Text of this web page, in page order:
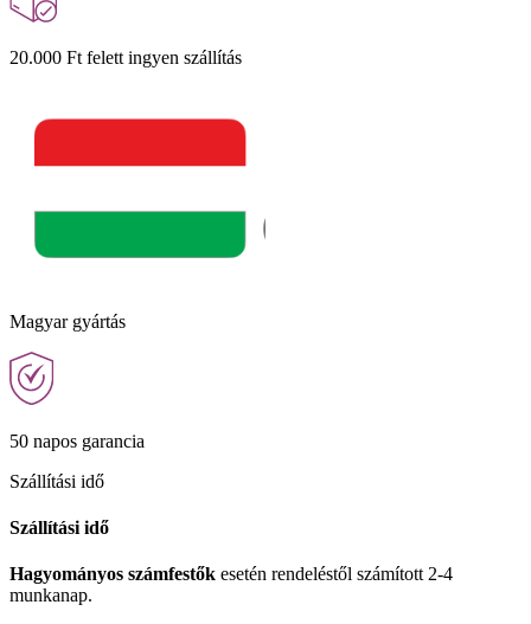
20.000 Ft felett ingyen szállítás
Magyar gyártás
50 napos garancia
Szállítási idő
Szállítási idő
Hagyományos számfestők esetén rendeléstől számított 2-4
munkanap.